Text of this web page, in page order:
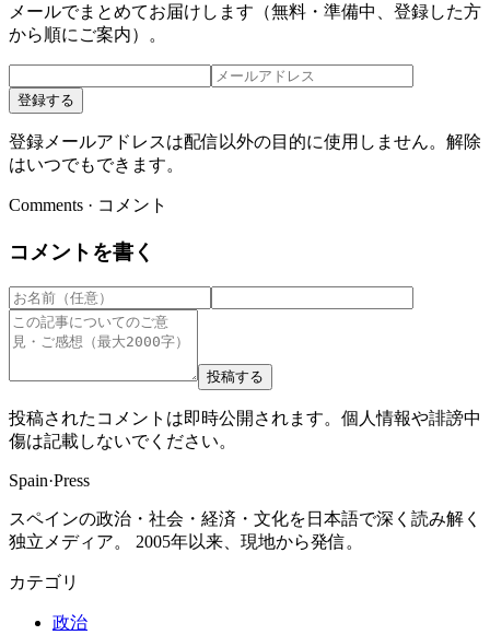
メールでまとめてお届けします（無料・準備中、登録した方
から順にご案内）。
登録する
登録メールアドレスは配信以外の目的に使用しません。解除
はいつでもできます。
Comments · コメント
コメントを書く
投稿する
投稿されたコメントは即時公開されます。個人情報や誹謗中
傷は記載しないでください。
Spain·Press
スペインの政治・社会・経済・文化を日本語で深く読み解く
独立メディア。 2005年以来、現地から発信。
カテゴリ
政治